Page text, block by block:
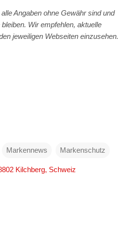
Angaben ohne Gewähr sind und
Wir empfehlen, aktuelle
jeweiligen Webseiten einzusehen.
Markennews Markenschutz
Kilchberg, Schweiz